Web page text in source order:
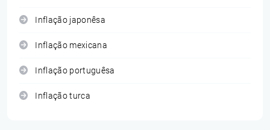
Inflação japonêsa
Inflação mexicana
Inflação portuguêsa
Inflação turca